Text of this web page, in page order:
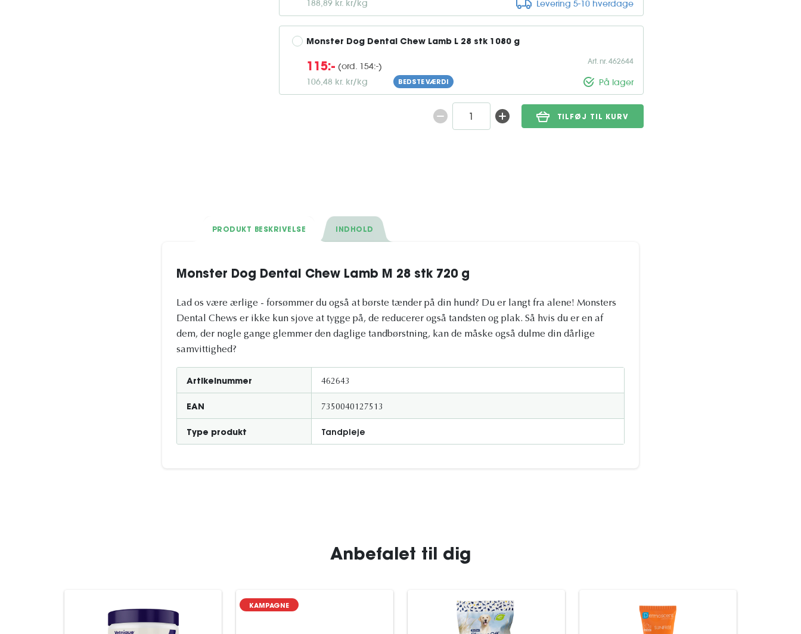
188,89 kr. kr/kg
Levering 5-10 hverdage
Monster Dog Dental Chew Lamb L 28 stk 1080 g
115:- (ord. 154:-)
106,48 kr. kr/kg
BEDSTE VÆRDI
Art. nr. 462644
På lager
TILFØJ TIL KURV
PRODUKT BESKRIVELSE INDHOLD
Monster Dog Dental Chew Lamb M 28 stk 720 g
Lad os være ærlige - forsømmer du også at børste tænder på din hund? Du er langt fra alene! Monsters
Dental Chews er ikke kun sjove at tygge på, de reducerer også tandsten og plak. Så hvis du er en af ​​
dem, der nogle gange glemmer den daglige tandbørstning, kan de måske også dulme din dårlige
samvittighed?
Artikelnummer 462643
EAN 7350040127513
Type produkt Tandpleje
Anbefalet til dig
KAMPAGNE